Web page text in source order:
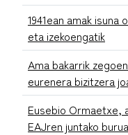
1941ean amak isuna
eta izekoengatik
Ama bakarrik
eurenera bizitzera
Eusebio Ormaetxe,
EAJren juntako burua